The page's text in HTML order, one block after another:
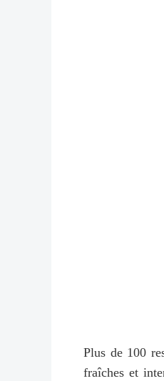
Plus de 100
fraîches et